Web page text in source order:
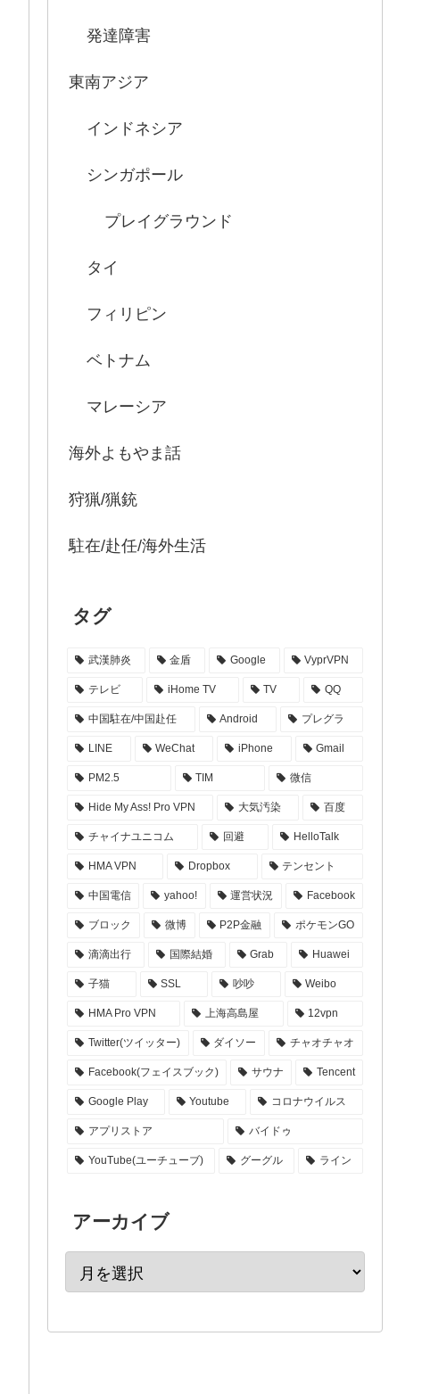
発達障害
東南アジア
インドネシア
シンガポール
プレイグラウンド
タイ
フィリピン
ベトナム
マレーシア
海外よもやま話
狩猟/猟銃
駐在/赴任/海外生活
タグ
武漢肺炎 金盾 Google VyprVPN
テレビ iHome TV TV QQ
中国駐在/中国赴任 Android プレグラ
LINE WeChat iPhone Gmail
PM2.5 TIM 微信
Hide My Ass! Pro VPN 大気汚染 百度
チャイナユニコム 回避 HelloTalk
HMA VPN Dropbox テンセント
中国電信 yahoo! 運営状況 Facebook
ブロック 微博 P2P金融 ポケモンGO
滴滴出行 国際結婚 Grab Huawei
子猫 SSL 吵吵 Weibo
HMA Pro VPN 上海高島屋 12vpn
Twitter(ツイッター) ダイソー チャオチャオ
Facebook(フェイスブック) サウナ Tencent
Google Play Youtube コロナウイルス
アプリストア バイドゥ
YouTube(ユーチューブ) グーグル ライン
アーカイブ